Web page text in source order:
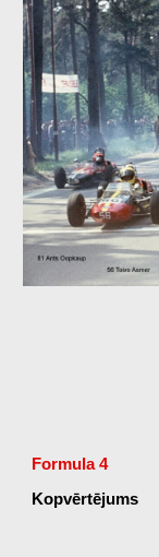
Formula4
Kopvērtējums